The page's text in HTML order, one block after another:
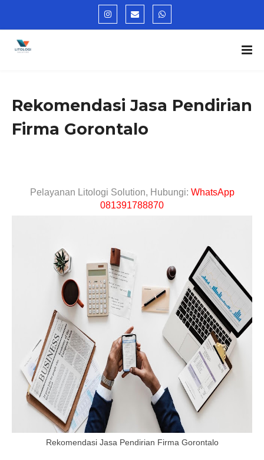
Rekomendasi Jasa Pendirian
Firma Gorontalo
Pelayanan Litologi Solution, Hubungi: WhatsApp
081391788870
Rekomendasi Jasa Pendirian Firma Gorontalo